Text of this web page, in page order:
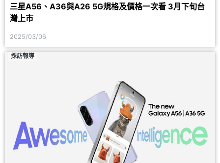
三星A56、A36與A26 5G規格及價格一次看 3月下旬台
灣上市
2025/03/06
採訪報導